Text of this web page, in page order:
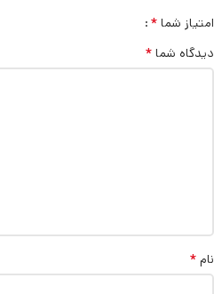
امتیاز شما *
دیدگاه شما *
نام *